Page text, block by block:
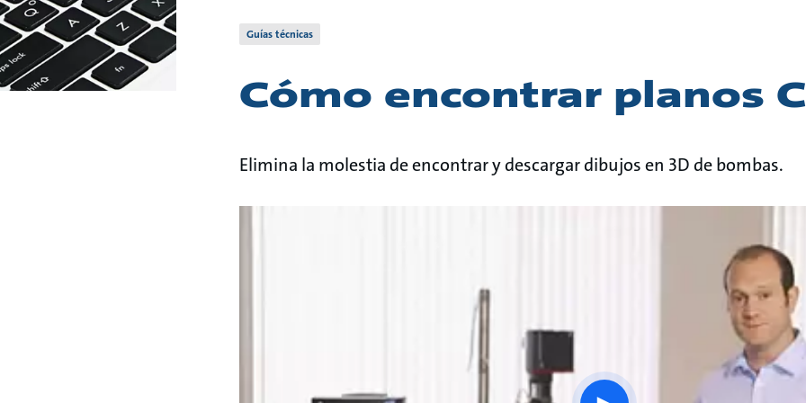
Guías técnicas
Cómo encontrar planos
Elimina la molestia de encontrar y descargar dibujos en 3D de bombas.